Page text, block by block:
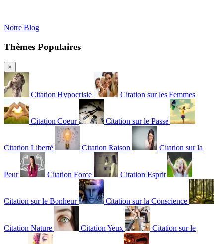
Notre Blog
Thèmes Populaires
×
Citation Hypocrisie Citation sur les Femmes
Citation Coeur Citation sur le Passé
Citation Liberté Citation Raison Citation sur la
Peur Citation Force Citation Esprit
Citation sur le Bonheur Citation sur la Conscience
Citation Nature Citation Yeux Citation sur le